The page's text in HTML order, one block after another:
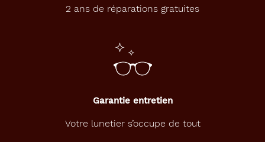
2 ans de réparations gratuites
Garantie entretien
Votre lunetier s’occupe de tout